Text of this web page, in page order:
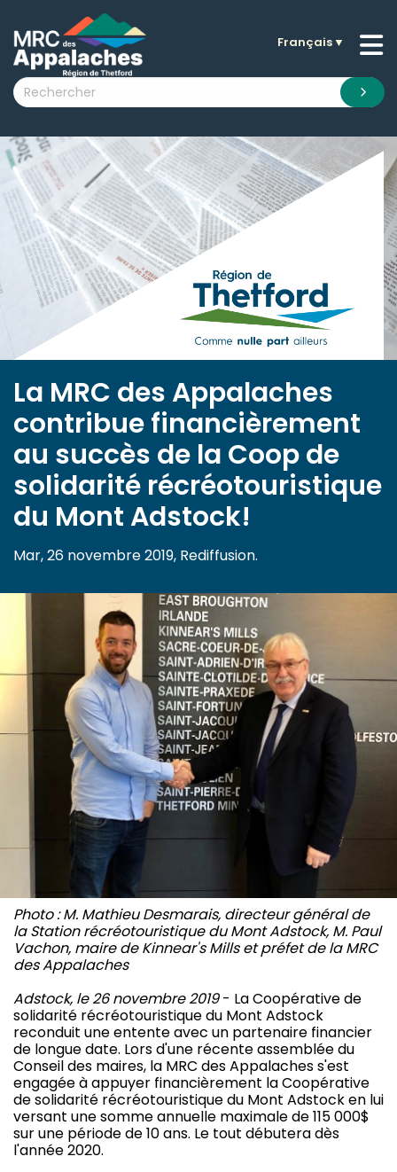
submenu (La MRC )
submenu (Citoyens )
submenu (Visiteurs )
submenu (Nouvelles )
submenu (Documentation )
Français▼
La MRC des Appalaches
contribue financièrement
au succès de la Coop de
solidarité récréotouristique
du Mont Adstock!
Mar, 26 novembre 2019, Rediffusion.
Photo : M. Mathieu Desmarais, directeur général de
la Station récréotouristique du Mont Adstock, M. Paul
Vachon, maire de Kinnear's Mills et préfet de la MRC
des Appalaches
Adstock, le 26 novembre 2019- La Coopérative de
solidarité récréotouristique du Mont Adstock
reconduit une entente avec un partenaire financier
de longue date. Lors d'une récente assemblée du
Conseil des maires, la MRC des Appalaches s'est
engagée à appuyer financièrement la Coopérative
de solidarité récréotouristique du Mont Adstock en lui
versant une somme annuelle maximale de 115 000$
sur une période de 10 ans. Le tout débutera dès
l'année 2020.